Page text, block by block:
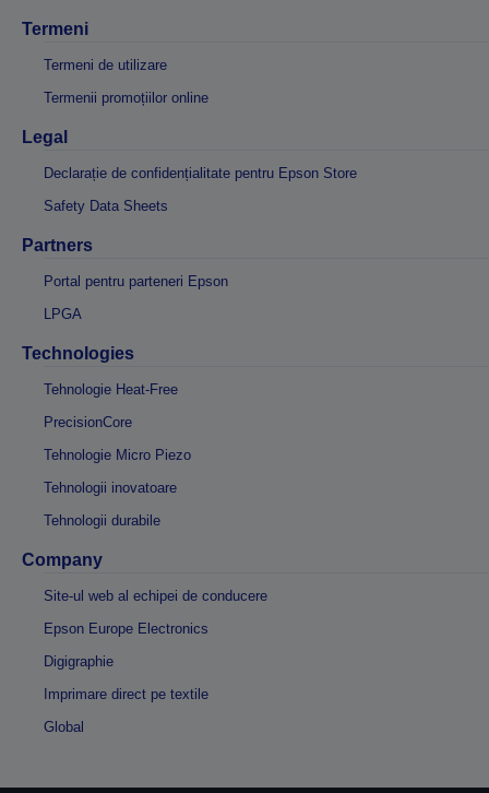
Termeni
Termeni de utilizare
Termenii promoțiilor online
Legal
Declarație de confidențialitate pentru Epson Store
Safety Data Sheets
Partners
Portal pentru parteneri Epson
LPGA
Technologies
Tehnologie Heat-Free
PrecisionCore
Tehnologie Micro Piezo
Tehnologii inovatoare
Tehnologii durabile
Company
Site-ul web al echipei de conducere
Epson Europe Electronics
Digigraphie
Imprimare direct pe textile
Global